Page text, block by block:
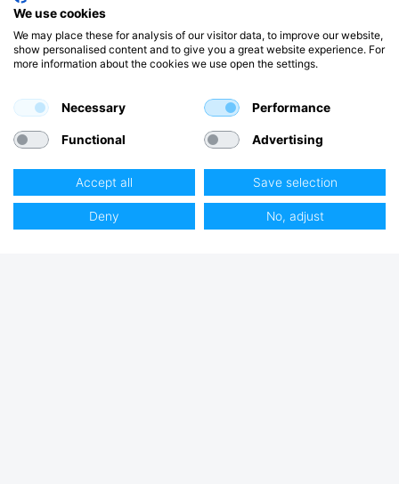
We use cookies
We may place these for analysis of our visitor data, to improve our website,
show personalised content and to give you a great website experience. For
more information about the cookies we use open the settings.
Necessary Performance
Functional Advertising
Accept all Save selection
Deny No, adjust